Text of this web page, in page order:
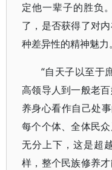
定他一辈子的胜负
了，是否获得了对
种差异性的精神魅力。
“自天子以至于
高领导人到一般老
养身心看作自己处
每个个体、全体民
无分上下，这是超
样，整个民族修养